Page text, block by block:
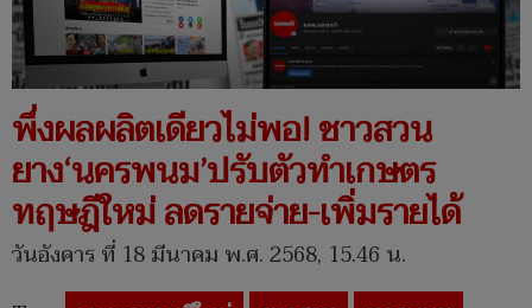
พึ่งผลผลิตเดียวไม่พอ! ชาวสวน
ยาง‘นครพนม’ปรับตัวทำเกษตร
ทฤษฎีใหม่ ลดรายจ่าย-เพิ่มรายได้
วันอังคาร ที่ 18 มีนาคม พ.ศ. 2568, 15.46 น.